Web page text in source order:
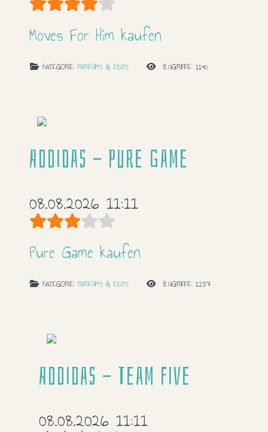
Bewertung: 4/
Moves For Him kaufen
KATEGORIE: PARFÜMS & EDTS ZUGRIFFE: 1190
Addidas - Pure Game
08.08.2026 11:11
Bewertung: 3/
Pure Game kaufen
KATEGORIE: PARFÜMS & EDTS ZUGRIFFE: 1237
Addidas - Team Five
08.08.2026 11:11